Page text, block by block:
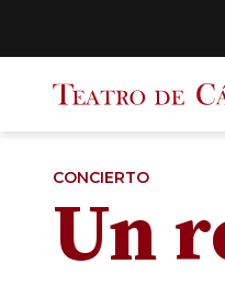
contenido
CONCIERTO
Un